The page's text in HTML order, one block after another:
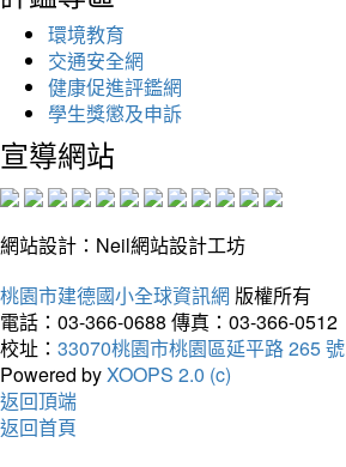
環境教育
交通安全網
健康促進評鑑網
學生獎懲及申訴
宣導網站
網站設計：Neil網站設計工坊
桃園市建德國小全球資訊網 版權所有
電話：03-366-0688 傳真：03-366-0512
校址： 33070桃園市桃園區延平路 265 號
Powered byXOOPS 2.0 (c)
返回頂端
返回首頁